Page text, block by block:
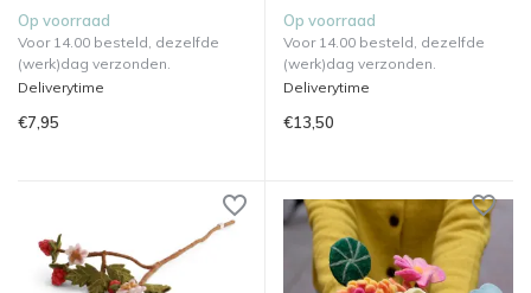
Op voorraad
Voor 14.00 besteld, dezelfde
(werk)dag verzonden.
Deliverytime
€7,95
Op voorraad
Voor 14.00 besteld, dezelfde
(werk)dag verzonden.
Deliverytime
€13,50